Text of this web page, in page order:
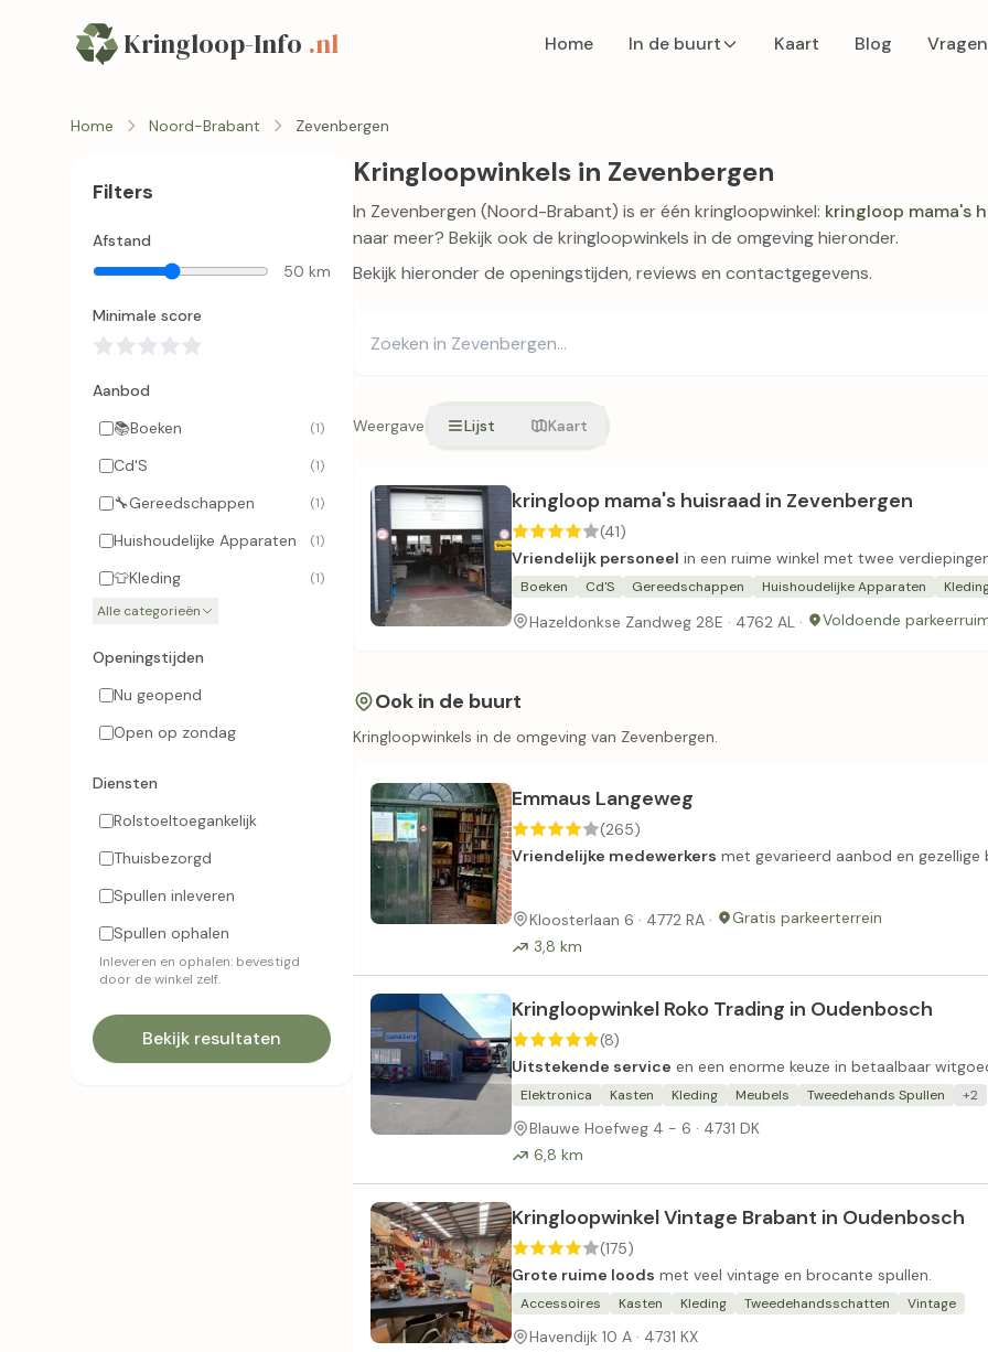
Kringloop-Info .nl Home In de buurt Kaart Blog
Home Noord-Brabant Zevenbergen
Filters
Afstand
50 km
Minimale score
Aanbod
📚Boeken (1)
Cd'S (1)
🔧Gereedschappen (1)
Huishoudelijke Apparaten (1)
👕Kleding
(1)
Alle categorieën
Openingstijden
Nu geopend
Open op zondag
Diensten
Rolstoeltoegankelijk
Thuisbezorgd
Spullen inleveren
Spullen ophalen
Inleveren en ophalen: bevestigd
door de winkel zelf.
Bekijk resultaten
Kringloopwinkels in Zevenbergen
In Zevenbergen (Noord-Brabant) is er één kringloopwinkel: kringloop mama's
naar meer? Bekijk ook de kringloopwinkels in de omgeving hieronder.
Bekijk hieronder de openingstijden, reviews en contactgegevens.
Weergave Lijst Kaart
kringloop mama's huisraad in Zevenbergen
(41)
Vriendelijk personeel in een ruime winkel met twee
Boeken Cd'S Gereedschappen Huishoudelijke Apparaten
Hazeldonkse Zandweg 28E · 4762 AL · Voldoende
Ook in de buurt
Kringloopwinkels in de omgeving van Zevenbergen.
Emmaus Langeweg
(265)
Vriendelijke medewerkers met gevarieerd aanbod en gezellige
Kloosterlaan 6 · 4772 RA ·
Gratis parkeerterrein
3,8 km
Kringloopwinkel Roko Trading in Oudenbosch
(8)
Uitstekende service en een enorme keuze in betaalbaar
Elektronica Kasten Kleding Meubels Tweedehands Spullen +2
Blauwe Hoefweg 4 - 6 · 4731 DK
6,8 km
Kringloopwinkel Vintage Brabant in Oudenbosch
(175)
Grote ruime loods met veel vintage en brocante spullen.
Accessoires Kasten Kleding Tweedehandsschatten Vintage
Havendijk 10 A · 4731 KX